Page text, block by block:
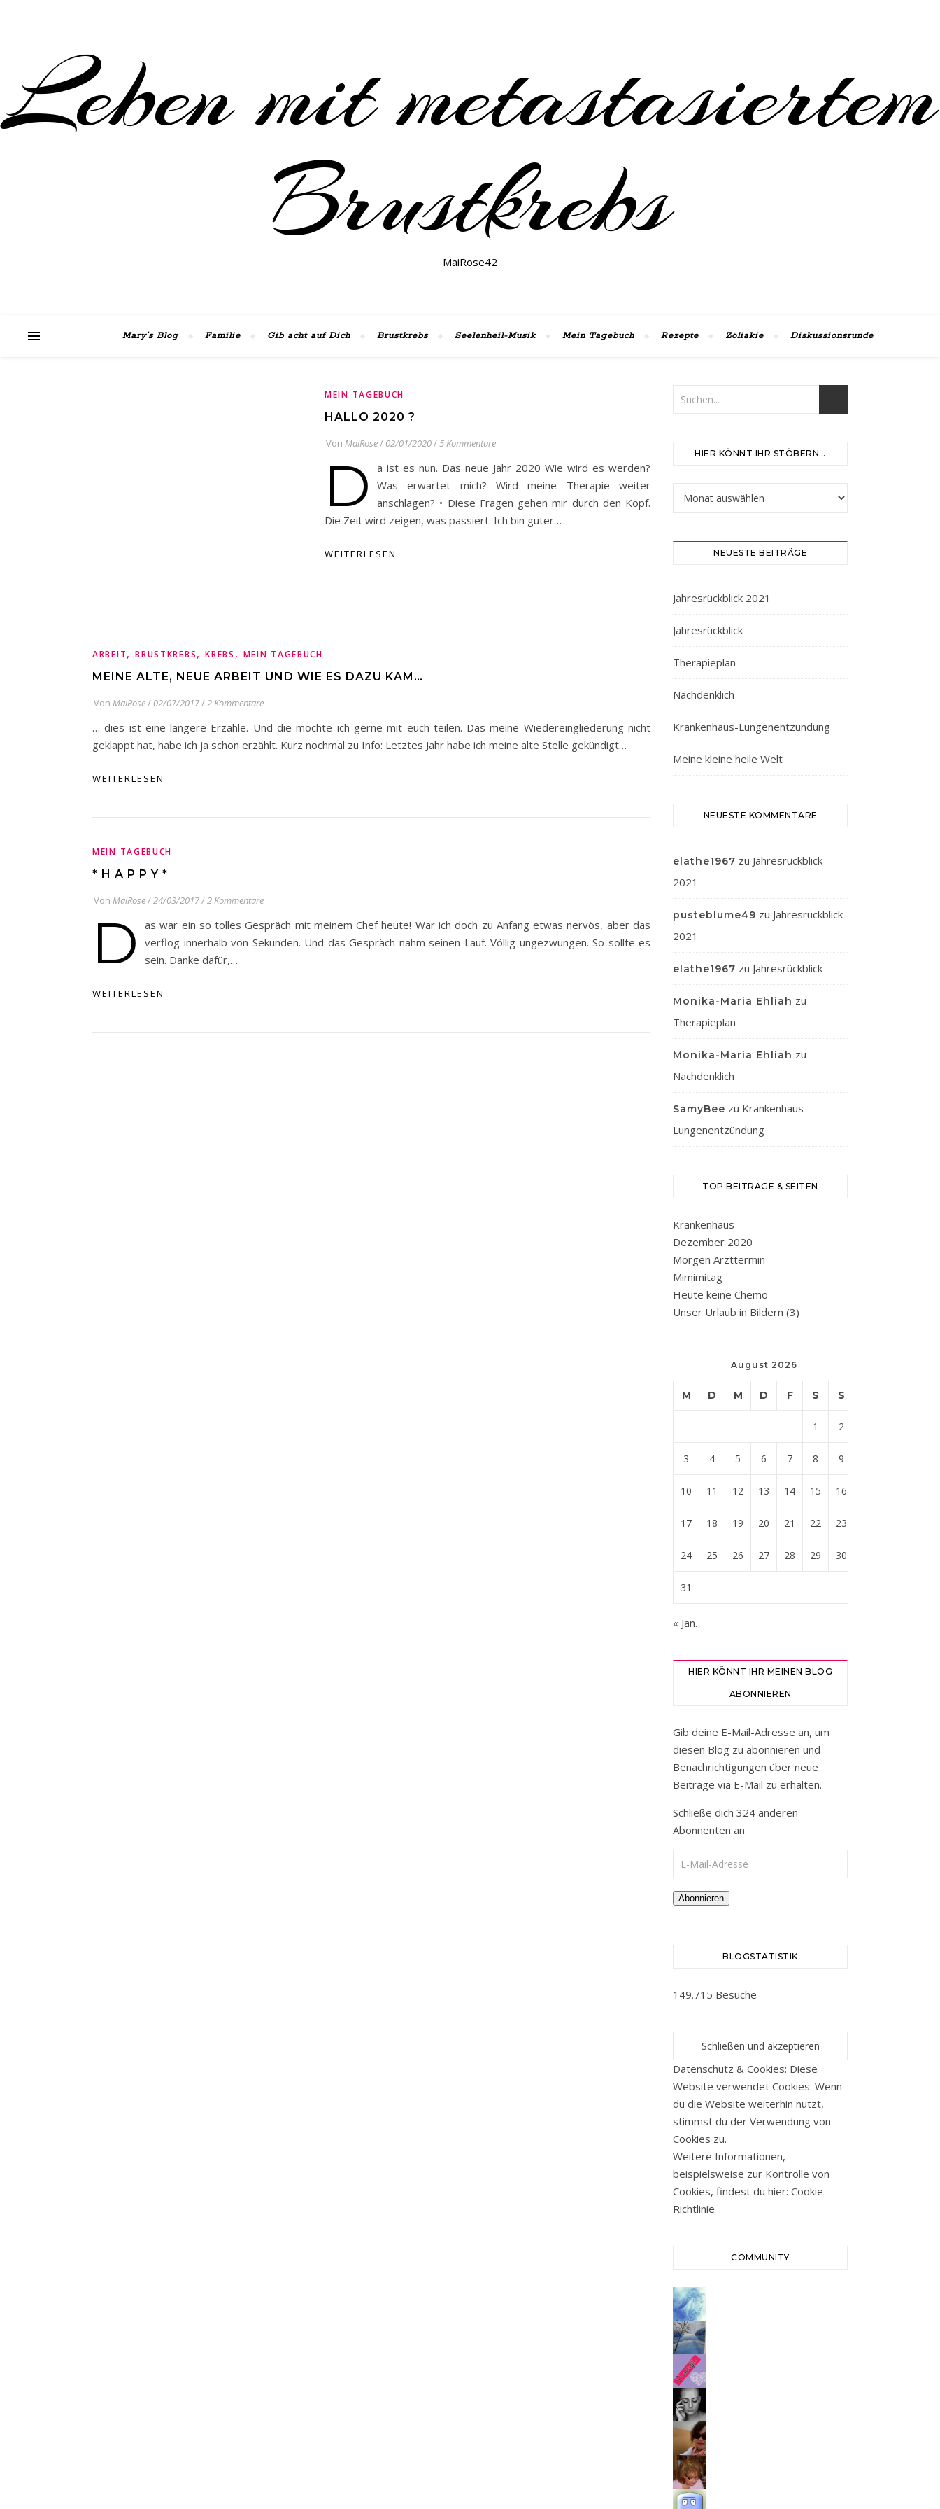
Leben mit metastasiertem
Brustkrebs
MaiRose42
Mary’s Blog Familie Gib acht auf Dich Brustkrebs Seelenheil-Musik Mein Tagebuch Rezepte Zöliakie Diskussionsrunde
MEIN TAGEBUCH
HALLO 2020 ?
Von MaiRose/ 02/01/2020/5 Kommentare
D
a ist es nun. Das neue Jahr 2020 Wie wird es werden?
Was erwartet mich? Wird meine Therapie weiter
anschlagen? • Diese Fragen gehen mir durch den Kopf.
Die Zeit wird zeigen, was passiert. Ich bin guter…
WEITERLESEN
ARBEIT,BRUSTKREBS,KREBS , MEIN TAGEBUCH
MEINE ALTE, NEUE ARBEIT UND WIE ES DAZU KAM…
Von MaiRose/ 02/07/2017/2 Kommentare
… dies ist eine längere Erzähle. Und die möchte ich gerne mit euch teilen. Das meine Wiedereingliederung nicht
geklappt hat, habe ich ja schon erzählt. Kurz nochmal zu Info: Letztes Jahr habe ich meine alte Stelle gekündigt…
WEITERLESEN
MEIN TAGEBUCH
* H A P P Y *
Von MaiRose/24/03/2017/2 Kommentare
D
as war ein so tolles Gespräch mit meinem Chef heute! War ich doch zu Anfang etwas nervös, aber das
verflog innerhalb von Sekunden. Und das Gespräch nahm seinen Lauf. Völlig ungezwungen. So sollte es
sein. Danke dafür,…
WEITERLESEN
HIER KÖNNT IHR STÖBERN…
Hier könnt ihr stöbern…
NEUESTE BEITRÄGE
Jahresrückblick 2021
Jahresrückblick
Therapieplan
Nachdenklich
Krankenhaus-Lungenentzündung
Meine kleine heile Welt
NEUESTE KOMMENTARE
elathe1967 zu Jahresrückblick
2021
pusteblume49 zu Jahresrückblick
2021
elathe1967 zu Jahresrückblick
Monika-Maria Ehliah zu
Therapieplan
Monika-Maria Ehliah zu
Nachdenklich
SamyBee zu Krankenhaus-
Lungenentzündung
TOP BEITRÄGE & SEITEN
Krankenhaus
Dezember 2020
Morgen Arzttermin
Mimimitag
Heute keine Chemo
Unser Urlaub in Bildern (3)
August 2026
M D M D F S S
1 2
3 4 5 6 7 8 9
10 11 12 13 14 15 16
17 18 19 20 21 22 23
24 25 26 27 28 29 30
31
« Jan.
HIER KÖNNT IHR MEINEN BLOG
ABONNIEREN
Gib deine E-Mail-Adresse an, um
diesen Blog zu abonnieren und
Benachrichtigungen über neue
Beiträge via E-Mail zu erhalten.
Schließe dich 324 anderen
Abonnenten an
E-Mail-Adresse
Abonnieren
BLOGSTATISTIK
149.715 Besuche
Datenschutz & Cookies: Diese
Website verwendet Cookies. Wenn
du die Website weiterhin nutzt,
stimmst du der Verwendung von
Cookies zu.
Weitere Informationen,
beispielsweise zur Kontrolle von
Cookies, findest du hier: Cookie-
Richtlinie
COMMUNITY